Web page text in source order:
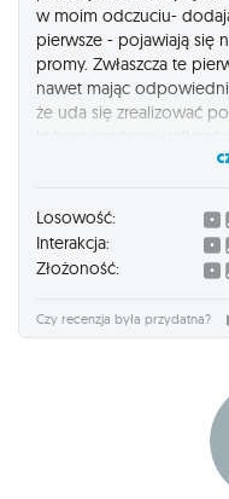
w moim odczuciu-
pierwsze - pojawiają się
promy. Zwłaszcza te
nawet mając
że uda się zrealizować
zmuszają nas do
się moi bracia w
nieco większe niż w
rozgrywkę osobom,
zdolnościami
Zdecydowanie polecam
rozgrywki w gronie
Losowość:
Interakcja:
Złożoność:
Czy recenzja była przydatna?